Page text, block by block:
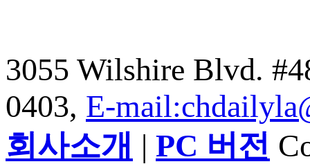
3055 Wilshire Blvd.
0403, E-
회사소개 | PC 버전